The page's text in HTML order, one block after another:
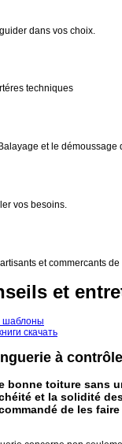
dans vos choix.
techniques
et le
vos besoins.
et commercants
et
шаблоны
скачать
à
bonne toiture sans
et la solidité
de les